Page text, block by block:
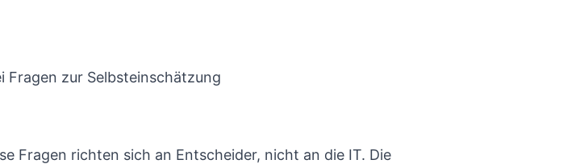
Fragen zur Selbsteinschätzung
Fragen richten sich an Entscheider, nicht an die IT. Die